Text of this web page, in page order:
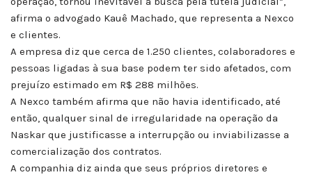
afirma o advogado Kauê Machado, que representa a Nexco
e clientes.
A empresa diz que cerca de 1.250 clientes, colaboradores e
pessoas ligadas à sua base podem ter sido afetados, com
prejuízo estimado em R$ 288 milhões.
A Nexco também afirma que não havia identificado, até
então, qualquer sinal de irregularidade na operação da
Naskar que justificasse a interrupção ou inviabilizasse a
comercialização dos contratos.
A companhia diz ainda que seus próprios diretores e